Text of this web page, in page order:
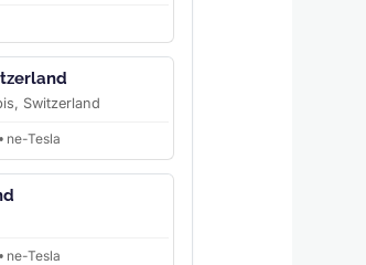
Switzerland
ne-Tesla
ne-Tesla